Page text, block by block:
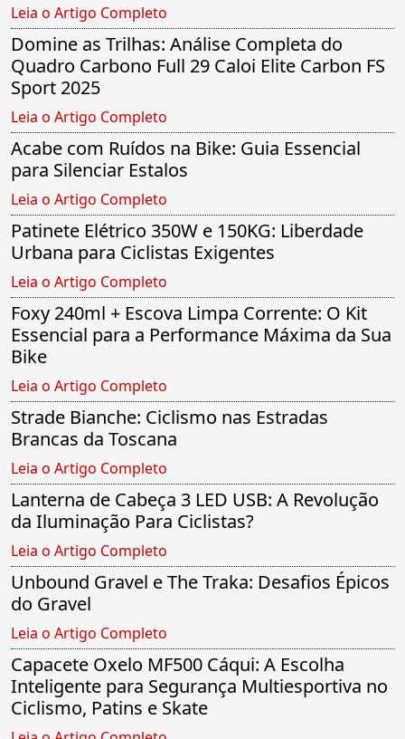
Leia o Artigo Completo
Domine as Trilhas: Análise Completa do
Quadro Carbono Full 29 Caloi Elite Carbon FS
Sport 2025
Leia o Artigo Completo
Acabe com Ruídos na Bike: Guia Essencial
para Silenciar Estalos
Leia o Artigo Completo
Patinete Elétrico 350W e 150KG: Liberdade
Urbana para Ciclistas Exigentes
Leia o Artigo Completo
Foxy 240ml + Escova Limpa Corrente: O Kit
Essencial para a Performance Máxima da Sua
Bike
Leia o Artigo Completo
Strade Bianche: Ciclismo nas Estradas
Brancas da Toscana
Leia o Artigo Completo
Lanterna de Cabeça 3 LED USB: A Revolução
da Iluminação Para Ciclistas?
Leia o Artigo Completo
Unbound Gravel e The Traka: Desafios Épicos
do Gravel
Leia o Artigo Completo
Capacete Oxelo MF500 Cáqui: A Escolha
Inteligente para Segurança Multiesportiva no
Ciclismo, Patins e Skate